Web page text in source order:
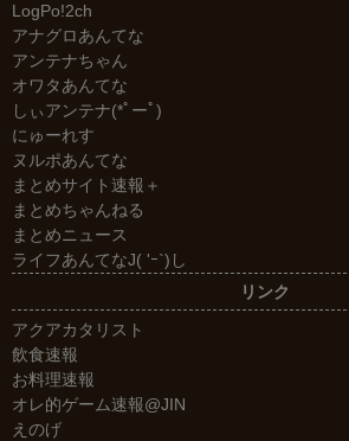
LogPo!2ch
アナグロあんてな
アンテナちゃん
オワタあんてな
しぃアンテナ(*ﾟーﾟ)
にゅーれす
ヌルポあんてな
まとめサイト速報＋
まとめちゃんねる
まとめニュース
ライフあんてなJ( 'ｰ`)し
リンク
アクアカタリスト
飲食速報
お料理速報
オレ的ゲーム速報@JIN
えのげ